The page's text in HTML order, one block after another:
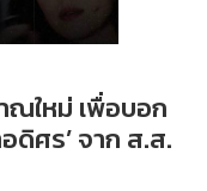
ณใหม่ เพื่อบอก
ดิศร’ จาก ส.ส.